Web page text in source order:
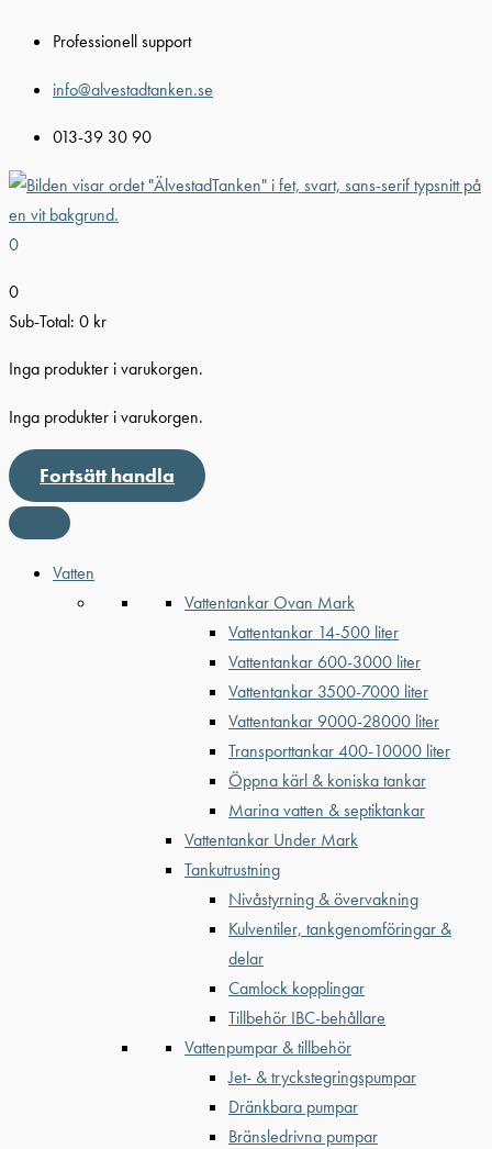
innehåll
Professionell support
info@alvestadtanken.se
013-39 30 90
0
0
Sub-Total: 0 kr
Inga produkter i varukorgen.
Inga produkter i varukorgen.
Fortsätt handla
Vatten
Vattentankar Ovan Mark
Vattentankar 14-500 liter
Vattentankar 600-3000 liter
Vattentankar 3500-7000 liter
Vattentankar 9000-28000 liter
Transporttankar 400-10000 liter
Öppna kärl & koniska tankar
Marina vatten & septiktankar
Vattentankar Under Mark
Tankutrustning
Nivåstyrning & övervakning
Kulventiler, tankgenomföringar &
delar
Camlock kopplingar
Tillbehör IBC-behållare
Vattenpumpar & tillbehör
Jet- & tryckstegringspumpar
Dränkbara pumpar
Bränsledrivna pumpar